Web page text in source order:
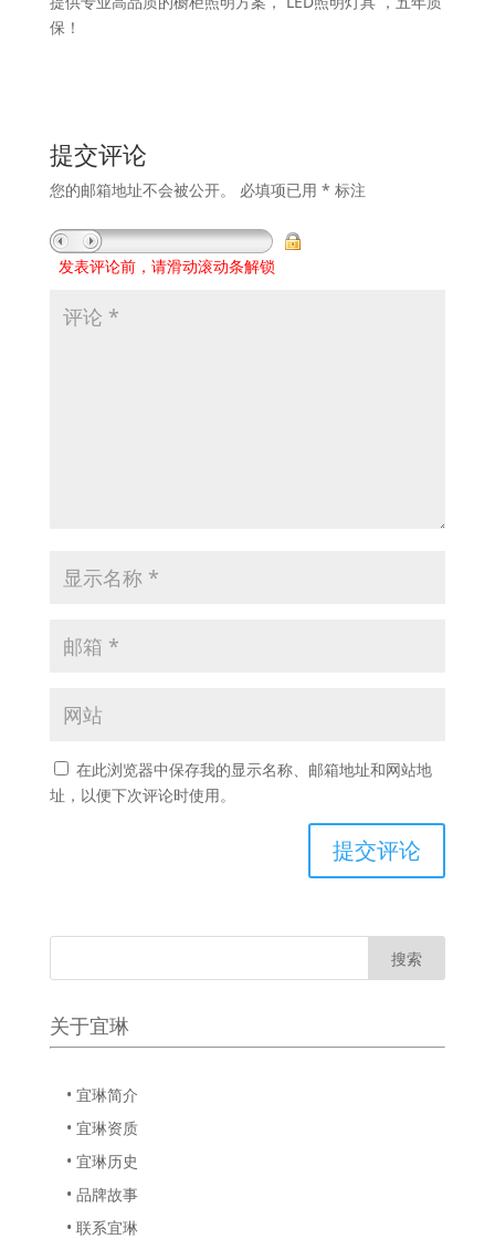
保！
提交评论
您的邮箱地址不会被公开。 必填项已用 * 标注
发表评论前，请滑动滚动条解锁
在此浏览器中保存我的显示名称、邮箱地址和网站地
址，以便下次评论时使用。
关于宜琳
• 宜琳简介
• 宜琳资质
• 宜琳历史
• 品牌故事
• 联系宜琳